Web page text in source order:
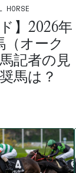
HORSE
ド】2026年
（オーク
記者の見
馬は？